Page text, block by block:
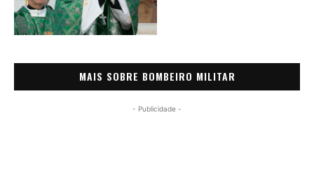
MAIS SOBRE BOMBEIRO MILITAR
- Publicidade -